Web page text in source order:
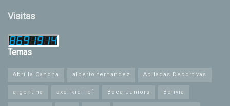
Visitas
Temas
Abrí la Cancha alberto fernandez Apiladas Deportivas
argentina axel kicillof Boca Juniors Bolivia